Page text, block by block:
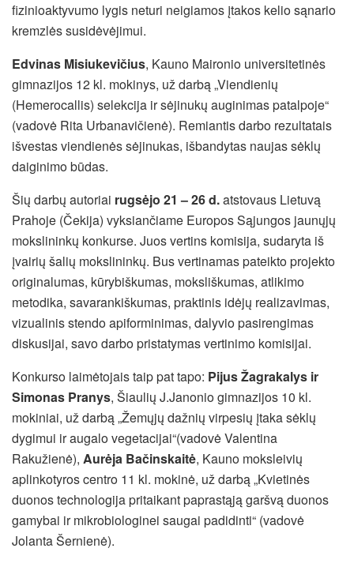
fizinioaktyvumo lygis neturi neigiamos įtakos kelio sąnario
kremzlės susidėvėjimui.
Edvinas Misiukevičius, Kauno Maironio universitetinės
gimnazijos 12 kl. mokinys, už darbą „Viendienių
(Hemerocallis) selekcija ir sėjinukų auginimas patalpoje“
(vadovė Rita Urbanavičienė). Remiantis darbo rezultatais
išvestas viendienės sėjinukas, išbandytas naujas sėklų
daiginimo būdas.
Šių darbų autoriai rugsėjo 21 – 26 d.atstovaus Lietuvą
Prahoje (Čekija) vyksiančiame Europos Sąjungos jaunųjų
mokslininkų konkurse. Juos vertins komisija, sudaryta iš
įvairių šalių mokslininkų. Bus vertinamas pateikto projekto
originalumas, kūrybiškumas, moksliškumas, atlikimo
metodika, savarankiškumas, praktinis idėjų realizavimas,
vizualinis stendo apiforminimas, dalyvio pasirengimas
diskusijai, savo darbo pristatymas vertinimo komisijai.
Konkurso laimėtojais taip pat tapo: Pijus Žagrakalys ir
Simonas Pranys, Šiaulių J.Janonio gimnazijos 10 kl.
mokiniai, už darbą „Žemųjų dažnių virpesių įtaka sėklų
dygimui ir augalo vegetacijai“(vadovė Valentina
Rakužienė), Aurėja Bačinskaitė, Kauno moksleivių
aplinkotyros centro 11 kl. mokinė, už darbą „Kvietinės
duonos technologija pritaikant paprastąją garšvą duonos
gamybai ir mikrobiologinei saugai padidinti“ (vadovė
Jolanta Šernienė).